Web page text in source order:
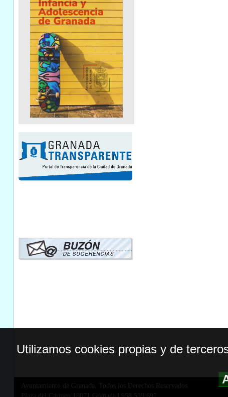
Ayuntamiento de Granada. Todos los Derechos Reservados.
Utilizamos cookies propias y de